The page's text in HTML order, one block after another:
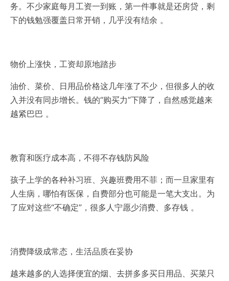
务。不少家庭每月工资一到账，第一件事就是还房贷，剩
下的钱勉强覆盖日常开销，几乎没有结余 。
物价上涨快，工资却原地踏步‌
油价、菜价、日用品价格这几年涨了不少，但很多人的收
入并没有同步增长。钱的“购买力”下降了，自然感觉越来
越紧巴巴 。
教育和医疗成本高，不得不存钱防风险‌
孩子上学的各种补习班、兴趣班费用不菲；而一旦家里有
人生病，哪怕有医保，自费部分也可能是一笔大支出。为
了应对这些“不确定”，很多人宁愿少消费、多存钱 。
消费降级成常态，生活品质在妥协‌
越来越多的人选择便宜的烟、去拼多多买日用品、买菜只